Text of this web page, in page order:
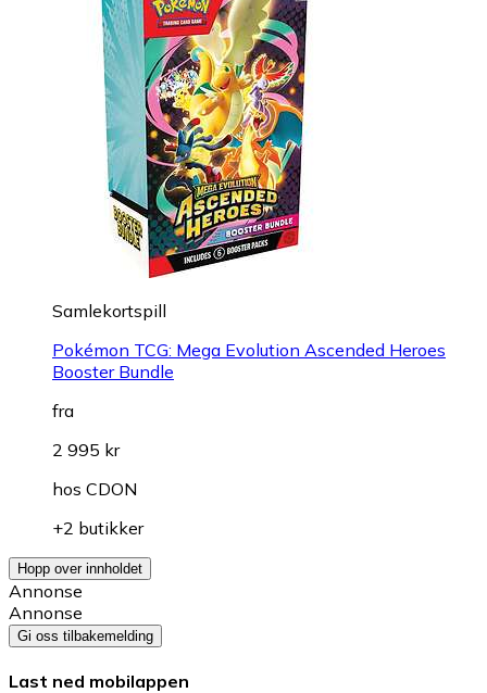
Samlekortspill
Pokémon TCG: Mega Evolution Ascended Heroes
Booster Bundle
fra
2 995 kr
hos CDON
+2 butikker
Hopp over innholdet
Annonse
Annonse
Gi oss tilbakemelding
Last ned mobilappen